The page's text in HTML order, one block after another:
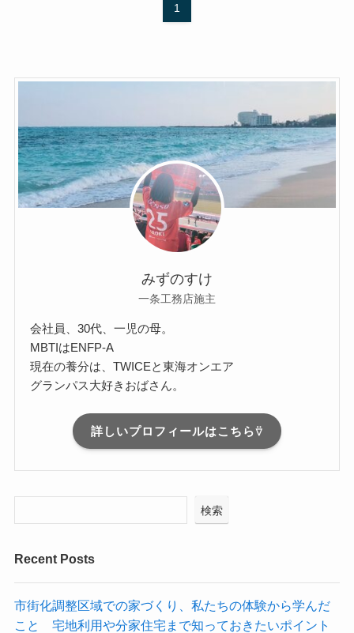
1
みずのすけ
一条工務店施主
会社員、30代、一児の母。
MBTIはENFP-A
現在の養分は、TWICEと東海オンエア
グランパス大好きおばさん。
詳しいプロフィールはこちら⍢
検索
Recent Posts
市街化調整区域での家づくり、私たちの体験から学んだ
こと 宅地利用や分家住宅まで知っておきたいポイント